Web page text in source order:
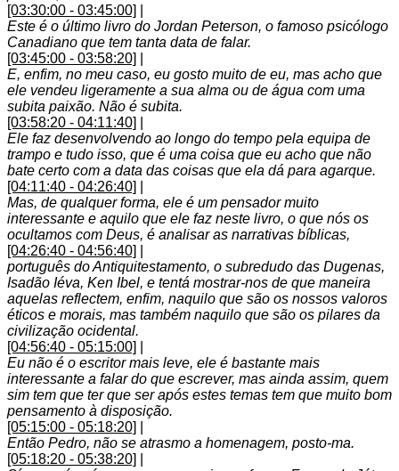
[03:30:00 - 03:45:00]
Este é o último livro do Jordan Peterson, o famoso psicólogo
Canadiano que tem tanta data de falar.
[03:45:00 - 03:58:20]
E, enfim, no meu caso, eu gosto muito de eu, mas acho que
ele vendeu ligeramente a sua alma ou de água com uma
subita paixão. Não é subita.
[03:58:20 - 04:11:40]
Ele faz desenvolvendo ao longo do tempo pela equipa de
trampo e tudo isso, que é uma coisa que eu acho que não
bate certo com a data das coisas que ela dá para agarque.
[04:11:40 - 04:26:40]
Mas, de qualquer forma, ele é um pensador muito
interessante e aquilo que ele faz neste livro, o que nós os
ocultamos com Deus, é analisar as narrativas bíblicas,
[04:26:40 - 04:56:40]
português do Antiquitestamento, o subredudo das Dugenas,
Isadão Iéva, Ken Ibel, e tentá mostrar-nos de que maneira
aquelas reflectem, enfim, naquilo que são os nossos valoros
éticos e morais, mas também naquilo que são os pilares da
civilização ocidental.
[04:56:40 - 05:15:00]
Eu não é o escritor mais leve, ele é bastante mais
interessante a falar do que escrever, mas ainda assim, quem
sim tem que ter que ser após estes temas tem que muito bom
pensamento à disposição.
[05:15:00 - 05:18:20]
Então Pedro, não se atrasmo a homenagem, posto-ma.
[05:18:20 - 05:38:20]